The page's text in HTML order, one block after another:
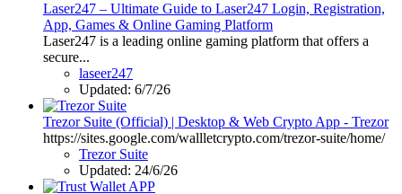
Laser247 – Ultimate Guide to Laser247 Login, Registration,
App, Games & Online Gaming Platform
Laser247 is a leading online gaming platform that offers a
secure...
laseer247
Updated: 6/7/26
Trezor Suite (Official) | Desktop & Web Crypto App - Trezor
https://sites.google.com/wallletcrypto.com/trezor-suite/home/
Trezor Suite
Updated: 24/6/26